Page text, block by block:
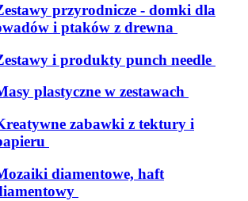
przyrodnicze - domki dla
i ptaków z drewna
i produkty punch needle
plastyczne w zestawach
zabawki z tektury i
diamentowe, haft